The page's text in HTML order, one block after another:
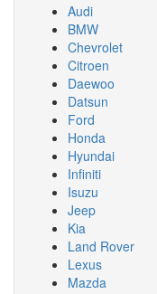
Audi
BMW
Chevrolet
Citroen
Daewoo
Datsun
Ford
Honda
Hyundai
Infiniti
Isuzu
Jeep
Kia
Land Rover
Lexus
Mazda